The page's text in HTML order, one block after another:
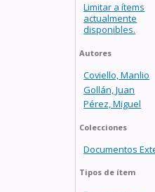
Limitar a ítems
actualmente
disponibles.
Autores
Coviello, Manlio
Gollán, Juan
Pérez, Miguel
Colecciones
Documentos
Tipos de ítem